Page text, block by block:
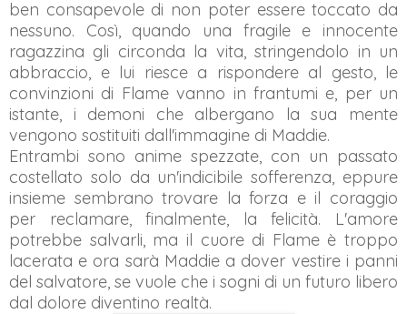
ben consapevole di non poter essere toccato da
nessuno. Così, quando una fragile e innocente
ragazzina gli circonda la vita, stringendolo in un
abbraccio, e lui riesce a rispondere al gesto, le
convinzioni di Flame vanno in frantumi e, per un
istante, i demoni che albergano la sua mente
vengono sostituiti dall'immagine di Maddie.
Entrambi sono anime spezzate, con un passato
costellato solo da un'indicibile sofferenza, eppure
insieme sembrano trovare la forza e il coraggio
per reclamare, finalmente, la felicità. L'amore
potrebbe salvarli, ma il cuore di Flame è troppo
lacerata e ora sarà Maddie a dover vestire i panni
del salvatore, se vuole che i sogni di un futuro libero
dal dolore diventino realtà.